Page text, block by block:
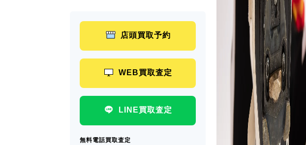
店頭買取予約
WEB買取査定
LINE買取査定
無料電話買取査定